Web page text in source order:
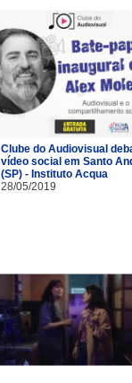
Clube do Audiovisual
vídeo social em Santo
(SP) - Instituto Acqua
28/05/2019